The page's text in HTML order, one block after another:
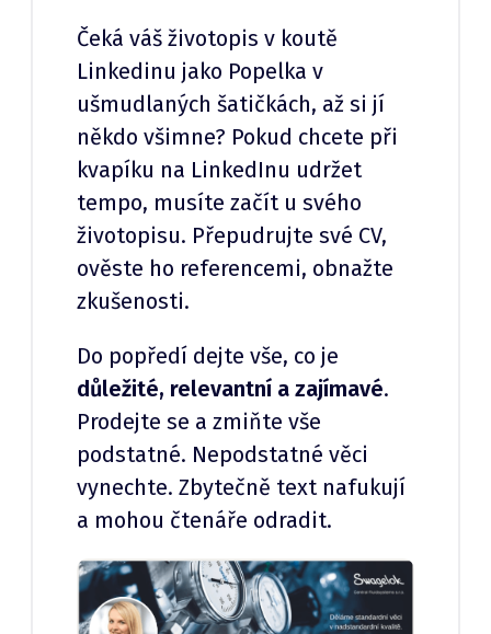
Čeká váš životopis v koutě
Linkedinu jako Popelka v
ušmudlaných šatičkách, až si jí
někdo všimne? Pokud chcete při
kvapíku na LinkedInu udržet
tempo, musíte začít u svého
životopisu. Přepudrujte své CV,
ověste ho referencemi, obnažte
zkušenosti.
Do popředí dejte vše, co je
důležité, relevantní a zajímavé.
Prodejte se a zmiňte vše
podstatné. Nepodstatné věci
vynechte. Zbytečně text nafukují
a mohou čtenáře odradit.